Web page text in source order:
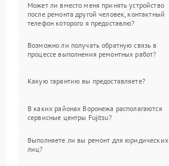
Может ли вместо меня принять устройство
после ремонта другой человек, контактный
телефон которого я предоставлю?
Возможно ли получать обратную связь в
процессе выполнения ремонтных работ?
Какую гарантию вы предоставляете?
В каких районах Воронежа располагаются
сервисные центры Fujitsu?
Выполняете ли вы ремонт для юридических
лиц?